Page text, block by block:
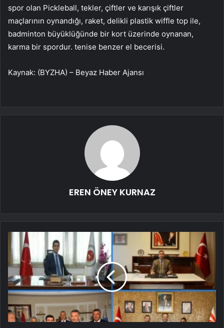
spor olan Pickleball, tekler, çiftler ve karışık çiftler
maçlarının oynandığı, raket, delikli plastik wiffle top ile,
badminton büyüklüğünde bir kort üzerinde oynanan,
karma bir spordur. tenise benzer el becerisi.
Kaynak: (BYZHA) – Beyaz Haber Ajansı
EREN ÖNEY KURNAZ